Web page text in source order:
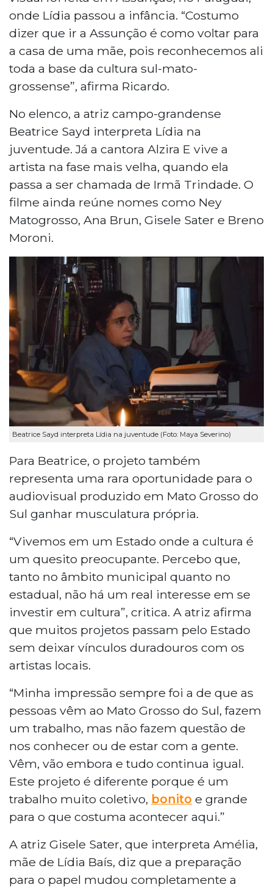
onde Lídia passou a infância. “Costumo
dizer que ir a Assunção é como voltar para
a casa de uma mãe, pois reconhecemos ali
toda a base da cultura sul-mato-
grossense”, afirma Ricardo.
No elenco, a atriz campo-grandense
Beatrice Sayd interpreta Lídia na
juventude. Já a cantora Alzira E vive a
artista na fase mais velha, quando ela
passa a ser chamada de Irmã Trindade. O
filme ainda reúne nomes como Ney
Matogrosso, Ana Brun, Gisele Sater e Breno
Moroni.
Beatrice Sayd interpreta Lídia na juventude (Foto: Maya Severino)
Para Beatrice, o projeto também
representa uma rara oportunidade para o
audiovisual produzido em Mato Grosso do
Sul ganhar musculatura própria.
“Vivemos em um Estado onde a cultura é
um quesito preocupante. Percebo que,
tanto no âmbito municipal quanto no
estadual, não há um real interesse em se
investir em cultura”, critica. A atriz afirma
que muitos projetos passam pelo Estado
sem deixar vínculos duradouros com os
artistas locais.
“Minha impressão sempre foi a de que as
pessoas vêm ao Mato Grosso do Sul, fazem
um trabalho, mas não fazem questão de
nos conhecer ou de estar com a gente.
Vêm, vão embora e tudo continua igual.
Este projeto é diferente porque é um
trabalho muito coletivo, bonito e grande
para o que costuma acontecer aqui.”
A atriz Gisele Sater, que interpreta Amélia,
mãe de Lídia Baís, diz que a preparação
para o papel mudou completamente a